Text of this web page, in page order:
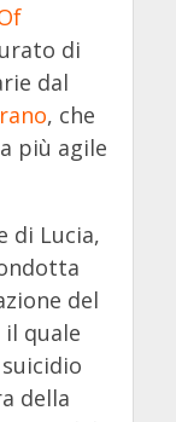
di
dal
, che
più agile
di Lucia,
del
quale
della